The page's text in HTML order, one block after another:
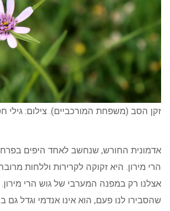
זקן הסב (משפחת המורכביים). צילום: גילי
אדמונית החורש, שנחשב לאחד היפים
הרי מירון. היא זקוקה לקרירות וללחות
אצלנו רק במפנה המערבי של גוש הרי
שהסבירו לנו פעם, הוא אינו אנדמי וגדל גם